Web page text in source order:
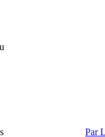
Par